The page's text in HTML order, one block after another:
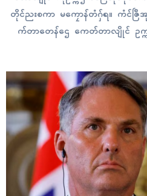
တိုၚ်ညးစကာ မကၠောန်တံဂှ်ရ။ ကံၚ်ဇြဳ
က်တာတေန်ဌေ ကေတ်တာလျိုၚ် ဥ
ညးအုပ်ကာနာနာတွဵုရး၊ ပ္ဍဲလက်
ဝ်တာလ